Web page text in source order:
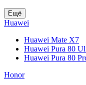
Ещё
Huawei
Huawei Mate X7
Huawei Pura 80
Huawei Pura 80
Honor